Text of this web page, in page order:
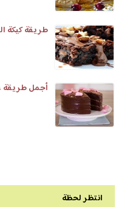
طريقة كيكة
أجمل طريقة
انتظر لحظة